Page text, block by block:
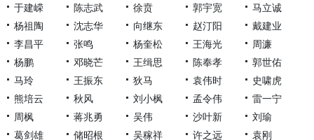
于建嵘
陈志武 徐贲 郭宇宽
马立诚
杨祖陶
沈志华 向继东 赵汀阳
戴建业
李昌平
张鸣 杨奎松 王海光
周濂
杨鹏
邓晓芒 王缉思 陈奉孝
郭世佑
马玲
王振东 狄马 袁伟时
史啸虎
熊培云
秋风 刘小枫 孟令伟
雷一宁
周枫
蒋兆勇 吴伟 沙叶新
刘瑜
葛剑雄
储昭根 吴稼祥 许之远 袁刚